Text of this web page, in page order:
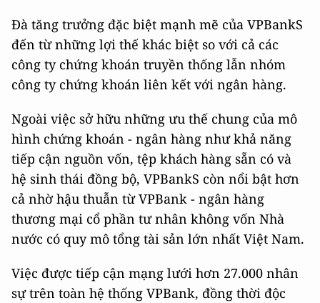
Đà tăng trưởng đặc biệt mạnh mẽ của VPBankS
đến từ những lợi thế khác biệt so với cả các
công ty chứng khoán truyền thống lẫn nhóm
công ty chứng khoán liên kết với ngân hàng.
Ngoài việc sở hữu những ưu thế chung của mô
hình chứng khoán - ngân hàng như khả năng
tiếp cận nguồn vốn, tệp khách hàng sẵn có và
hệ sinh thái đồng bộ, VPBankS còn nổi bật hơn
cả nhờ hậu thuẫn từ VPBank - ngân hàng
thương mại cổ phần tư nhân không vốn Nhà
nước có quy mô tổng tài sản lớn nhất Việt Nam.
Việc được tiếp cận mạng lưới hơn 27.000 nhân
sự trên toàn hệ thống VPBank, đồng thời độc